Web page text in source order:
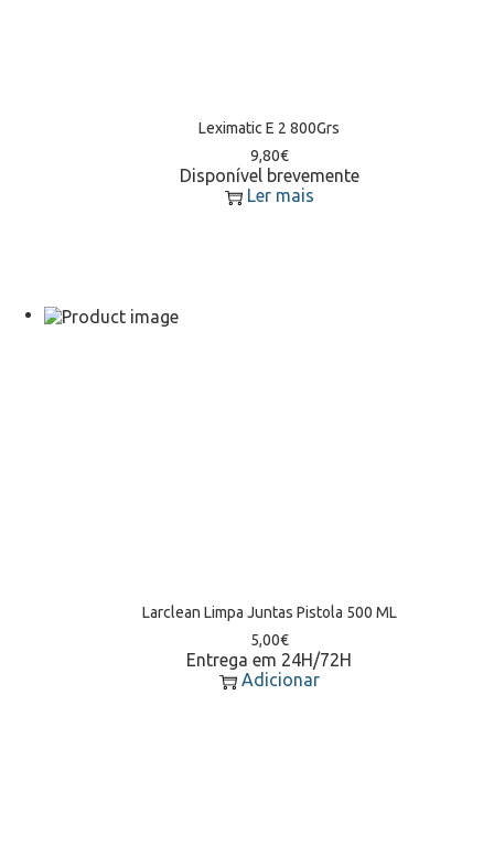
Leximatic E 2 800Grs
9,80€
Disponível brevemente
Ler mais
Larclean Limpa Juntas Pistola 500 ML
5,00€
Entrega em 24H/72H
Adicionar